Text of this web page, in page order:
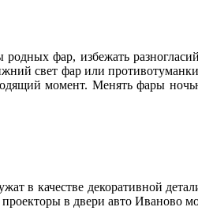
фар, избежать
свет фар или
момент. Менять фары
в качестве декоративной
в двери авто Иваново